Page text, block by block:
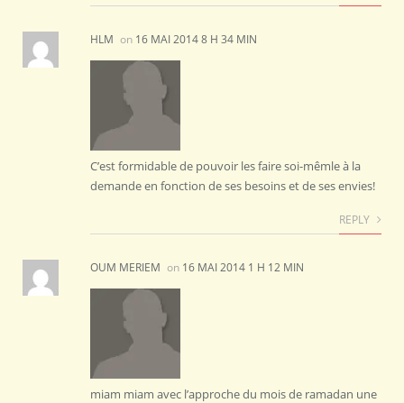
HLM on 16 MAI 2014 8 H 34 MIN
C’est formidable de pouvoir les faire soi-mêmle à la
demande en fonction de ses besoins et de ses envies!
REPLY
OUM MERIEM on 16 MAI 2014 1 H 12 MIN
miam miam avec l’approche du mois de ramadan une